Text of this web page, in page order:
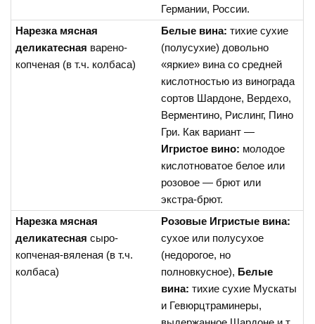
Германии, России.
Нарезка мясная
деликатесная варено-
копченая (в т.ч. колбаса)
Белые вина: тихие сухие
(полусухие) довольно
«яркие» вина со средней
кислотностью из винограда
сортов Шардоне, Вердехо,
Верментино, Рислинг, Пино
Гри. Как вариант —
Игристое вино: молодое
кислотноватое белое или
розовое — брют или
экстра-брют.
Нарезка мясная
деликатесная сыро-
копченая-вяленая (в т.ч.
колбаса)
Розовые Игристые вина:
сухое или полусухое
(недорогое, но
полновкусное), Белые
вина: тихие сухие Мускаты
и Гевюрцтраминеры,